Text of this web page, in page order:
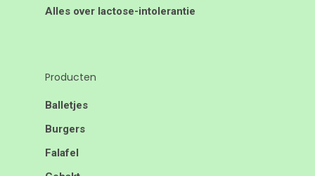
Alles over lactose-intolerantie
Producten
Balletjes
Burgers
Falafel